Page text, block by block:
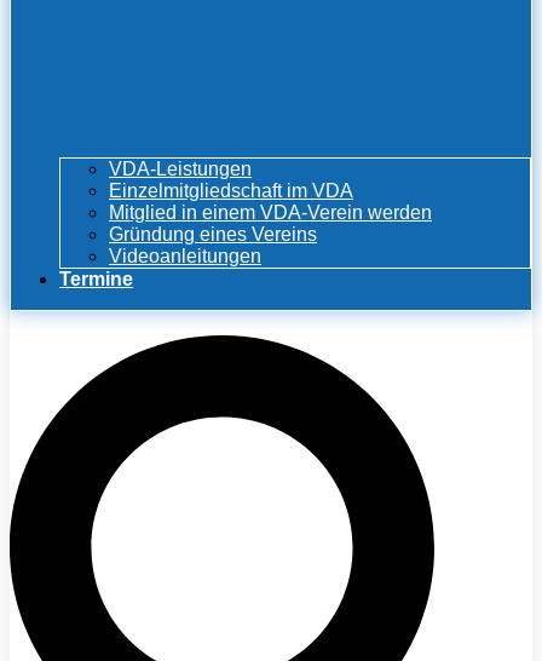
VDA-Leistungen
Einzelmitgliedschaft im VDA
Mitglied in einem VDA-Verein werden
Gründung eines Vereins
Videoanleitungen
Termine